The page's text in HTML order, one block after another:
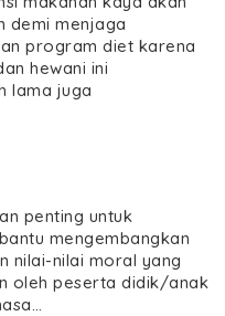
demi menjaga
program diet karena
hewani ini
lama juga
penting untuk
mengembangkan
nilai-nilai moral yang
oleh peserta didik/anak